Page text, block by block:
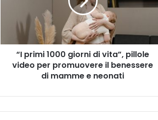
pillole
per
promuovere
“I primi 1000 giorni di vita”, pillole
video per promuovere il benessere
di mamme e neonati